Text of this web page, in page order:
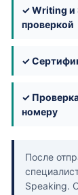
✓ Writing и
проверкой
✓
✓
номеру
После
Speaking.
02,